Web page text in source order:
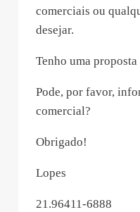
comerciais ou
desejar.
Tenho uma proposta
Pode, por favor,
comercial?
Obrigado!
Lopes
21.96411-6888